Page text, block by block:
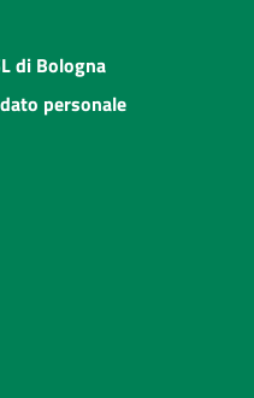
di Bologna
personale